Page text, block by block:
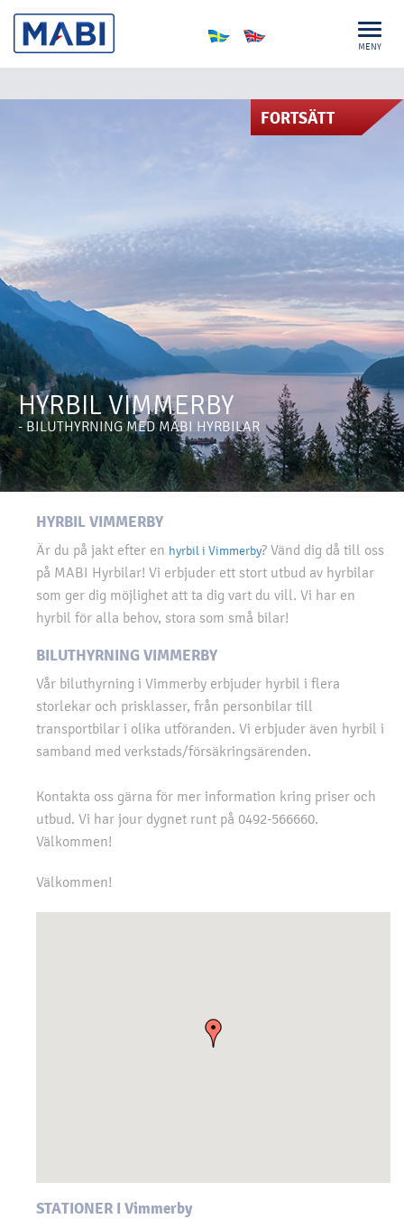
MENY
HYRBIL VIMMERBY
- BILUTHYRNING MED MABI HYRBILAR
FORTSÄTT
HYRBIL VIMMERBY
Är du på jakt efter en hyrbil i Vimmerby? Vänd dig då till oss
på MABI Hyrbilar! Vi erbjuder ett stort utbud av hyrbilar
som ger dig möjlighet att ta dig vart du vill. Vi har en
hyrbil för alla behov, stora som små bilar!
BILUTHYRNING VIMMERBY
Vår biluthyrning i Vimmerby erbjuder hyrbil i flera
storlekar och prisklasser, från personbilar till
transportbilar i olika utföranden. Vi erbjuder även hyrbil i
samband med verkstads/försäkringsärenden.
Kontakta oss gärna för mer information kring priser och
utbud. Vi har jour dygnet runt på 0492-566660.
Välkommen!
Välkommen!
STATIONER I Vimmerby